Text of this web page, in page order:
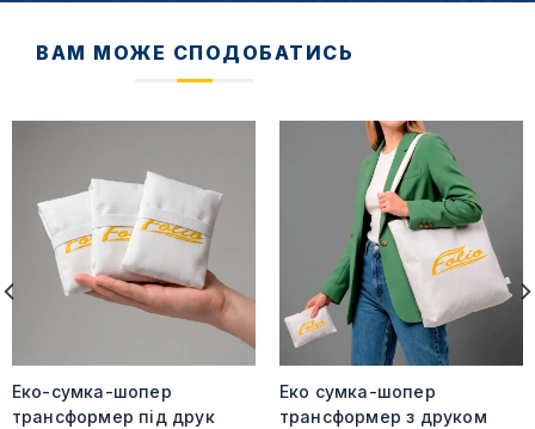
ВАМ МОЖЕ СПОДОБАТИСЬ
Еко-сумка-шопер
трансформер під друк
Еко сумка-шопер
трансформер з друком